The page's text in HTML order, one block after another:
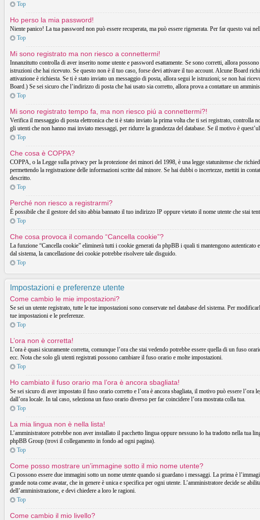
Top
Ho perso la mia password!
Niente panico! La tua password non può essere recuperata, ma può essere rigenerata. Per far questo vai
Top
Mi sono registrato ma non riesco a connettermi!
Innanzitutto controlla di aver inserito nome utente e password esattamente. Se sono corretti, allora
istruzioni che hai ricevuto. Se questo non è il tuo caso, forse devi attivare il tuo account. Alcune Board
attivazione è richiesta. Se ti è stato inviato un messaggio di posta, allora segui le istruzioni; se non hai
Board.) Se sei sicuro che l’indirizzo di posta che hai usato sia corretto, allora prova a contattare un
Top
Mi sono registrato tempo fa, ma non riesco piú a connettermi?!
Verifica il messaggio di posta elettronica che ti è stato inviato la prima volta che ti sei registrato,
gli utenti che non hanno mai inviato messaggi, per ridurre la grandezza del database. Se il motivo è
Top
Che cosa è COPPA?
COPPA, o la Legge sulla privacy per la protezione dei minori del 1998, è una legge statunitense che
permettendo la registrazione delle informazioni scritte dal minore. Se hai dubbi o incertezze, mettiti in
descritto.
Top
Perché non riesco a registrarmi?
È possibile che il gestore del sito abbia bannato il tuo indirizzo IP oppure vietato il nome utente che stai
Top
Che cosa provoca il comando “Cancella cookie”?
La funzione “Cancella cookie” eliminerà tutti i cookie generati da phpBB i quali ti mantengono
dal sistema, la cancellazione dei cookie potrebbe risolvere tale disguido.
Top
Impostazioni e preferenze utente
Come cambio le mie impostazioni?
Se sei un utente registrato, tutte le tue impostazioni sono conservate nel database del sistema. Per
tue impostazioni e le preferenze.
Top
L’ora non è corretta!
L’ora è quasi sicuramente corretta, comunque l’ora che stai vedendo potrebbe essere quella di un fuso
ecc. Nota che solo gli utenti registrati possono cambiare il fuso orario e molte impostazioni.
Top
Ho cambiato il fuso orario ma l’ora è ancora sbagliata!
Se sei sicuro di aver impostato il fuso orario corretto e l’ora è ancora sbagliata, il motivo può essere
dall’ora locale. In tal caso, seleziona un fuso orario diverso per far coincidere l’ora mostrata colla tua.
Top
La mia lingua non è nella lista!
L’amministratore potrebbe non aver installato il pacchetto lingua oppure nessuno lo ha tradotto nella tua
phpBB Group (trovi il collegamento in fondo ad ogni pagina).
Top
Come posso mostrare un’immagine sotto il mio nome utente?
Ci possono essere due immagini sotto un nome utente quando si guardano i messaggi. La prima è
grande nota come avatar, che in genere è unica e specifica per ogni utente. L’amministratore decide se
dell’amministrazione, e devi chiedere a loro le ragioni.
Top
Come cambio il mio livello?